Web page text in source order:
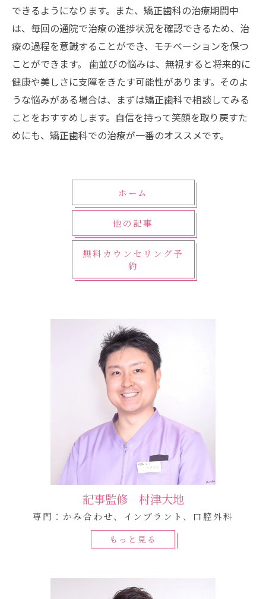
できるようになります。また、矯正歯科の治療期間中
は、毎回の通院で治療の進捗状況を確認できるため、治
療の過程を意識することができ、モチベーションを保つ
ことができます。 歯並びの悩みは、無視すると将来的に
健康や美しさに支障をきたす可能性があります。そのよ
うな悩みがある場合は、まずは矯正歯科で相談してみる
ことをおすすめします。自信を持って笑顔を取り戻すた
めにも、矯正歯科での治療が一番のオススメです。
ホーム
他の記事
無料カウンセリング予
約
記事監修 村津大地
専門：かみ合わせ、インプラント、口腔外科
もっと見る